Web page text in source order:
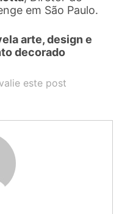
em São Paulo.
arte, design e
decorado
este post